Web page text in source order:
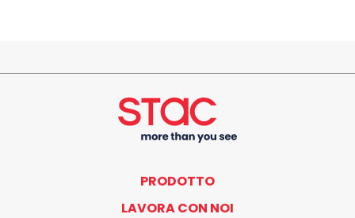
PRODOTTO
LAVORA CON NOI